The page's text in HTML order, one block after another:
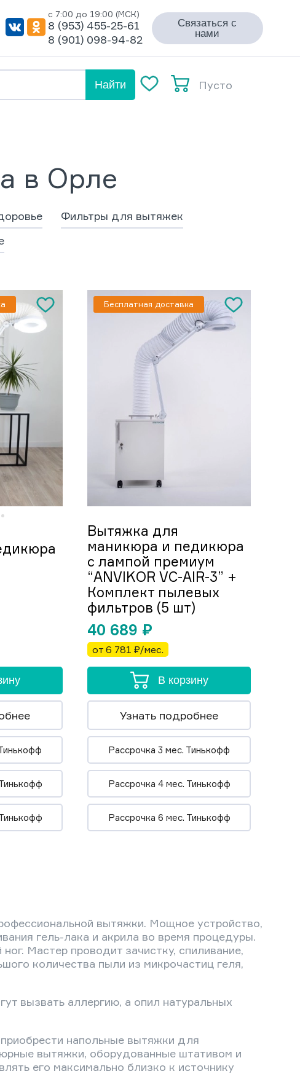
с 7:00 до 19:00 (МСК)
8 (953) 455-25-61
8 (901) 098-94-82
Связаться с
нами
Найти Пусто
в Орле
Фильтры для вытяжек
Бесплатная доставка
Вытяжка для
маникюра и педикюра
с лампой премиум
“ANVIKOR VC-AIR-3” +
Комплект пылевых
фильтров (5 шт)
40 689 ₽
от 6 781 ₽/мес.
В корзину
Узнать подробнее
Рассрочка 3 мес. Тинькофф
Рассрочка 4 мес. Тинькофф
Рассрочка 6 мес. Тинькофф
вытяжки. Мощное устройство,
гель-лака и акрила во время процедуры.
Мастер проводит зачистку, спиливание,
количества пыли из микрочастиц геля,
вызвать аллергию, а опил натуральных
напольные вытяжки для
вытяжки, оборудованные штативом и
его максимально близко к источнику